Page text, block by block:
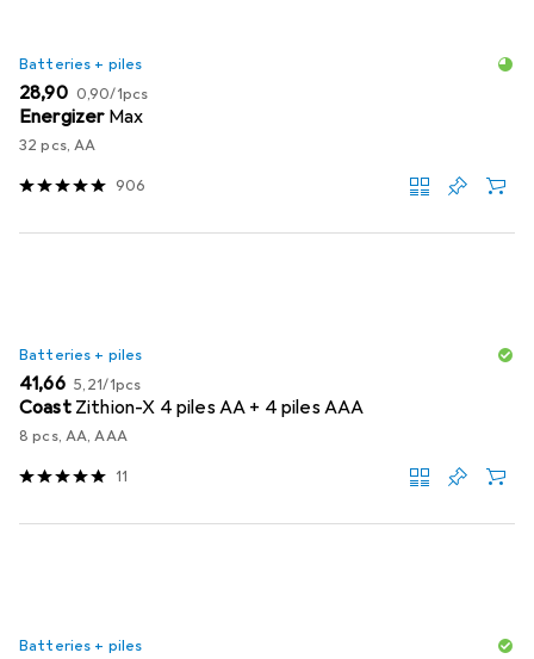
Batteries + piles
EUR
28,90 EUR
0,90/1pcs
Energizer Max
32 pcs, AA
906
Batteries + piles
EUR
41,66 EUR
5,21/1pcs
Coast Zithion-X 4 piles AA + 4 piles AAA
8 pcs, AA, AAA
11
Batteries + piles